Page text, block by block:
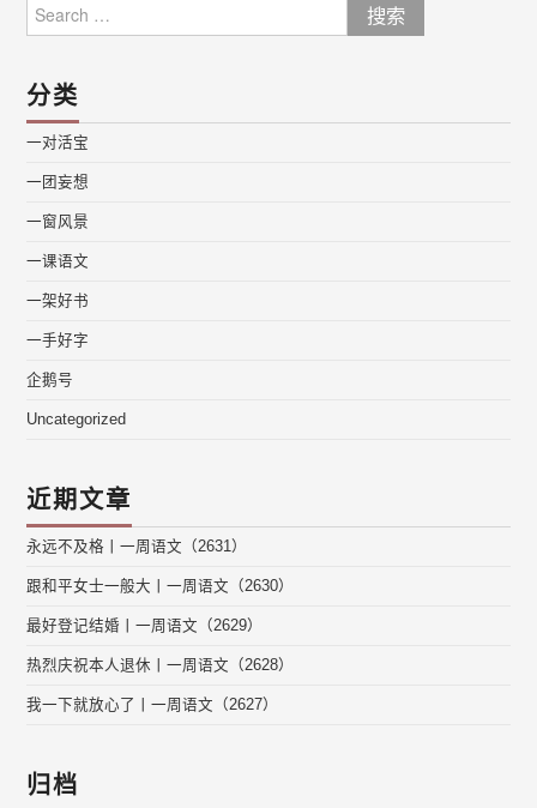
for:
分类
一对活宝
一团妄想
一窗风景
一课语文
一架好书
一手好字
企鹅号
Uncategorized
近期文章
永远不及格丨一周语文（2631）
跟和平女士一般大丨一周语文（2630）
最好登记结婚丨一周语文（2629）
热烈庆祝本人退休丨一周语文（2628）
我一下就放心了丨一周语文（2627）
归档